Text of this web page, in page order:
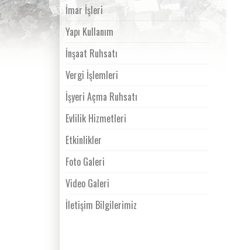
İmar İşleri
Yapı Kullanım
İnşaat Ruhsatı
Vergi İşlemleri
İşyeri Açma Ruhsatı
Evlilik Hizmetleri
Etkinlikler
Foto Galeri
Video Galeri
İletişim Bilgilerimiz